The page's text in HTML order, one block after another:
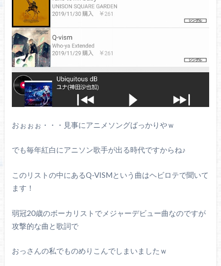
おぉぉぉ・・・見事にアニメソングばっかりやｗ
でも毎年紅白にアニソン歌手が出る時代ですからね♪
このリストの中にあるQ-VISMという曲はヘビロテで聞いて
ます！
弱冠20歳のボーカリストでメジャーデビュー曲なのですが
攻撃的な曲と歌詞で
おっさんの私でものめりこんでしまいましたｗ